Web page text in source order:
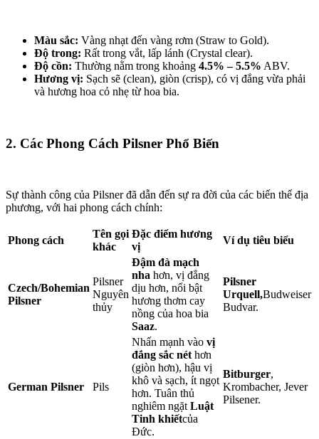
Màu sắc: Vàng nhạt đến vàng rơm (Straw to Gold).
Độ trong: Rất trong vắt, lấp lánh (Crystal clear).
Độ cồn: Thường nằm trong khoảng 4.5% – 5.5% ABV.
Hương vị: Sạch sẽ (clean), giòn (crisp), có vị đắng vừa phải
và hương hoa cỏ nhẹ từ hoa bia.
2. Các Phong Cách Pilsner Phổ Biến
Sự thành công của Pilsner đã dẫn đến sự ra đời của các biến thể địa
phương, với hai phong cách chính:
Phong cách
Tên gọi
khác
Đặc điểm hương
vị
Ví dụ tiêu biểu
Czech/Bohemian
Pilsner
Pilsner
Nguyên
thủy
Đậm đà mạch
nha hơn, vị đắng
dịu hơn, nổi bật
hương thơm cay
nồng của hoa bia
Saaz.
Pilsner
Urquell,Budweiser
Budvar.
German Pilsner Pils
Nhấn mạnh vào vị
đắng sắc nét hơn
(giòn hơn), hậu vị
khô và sạch, ít ngọt
hơn. Tuân thủ
nghiêm ngặt Luật
Tinh khiếtcủa
Đức.
Bitburger,
Krombacher, Jever
Pilsener.